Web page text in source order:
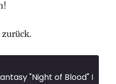
"Night of Blood" Folge